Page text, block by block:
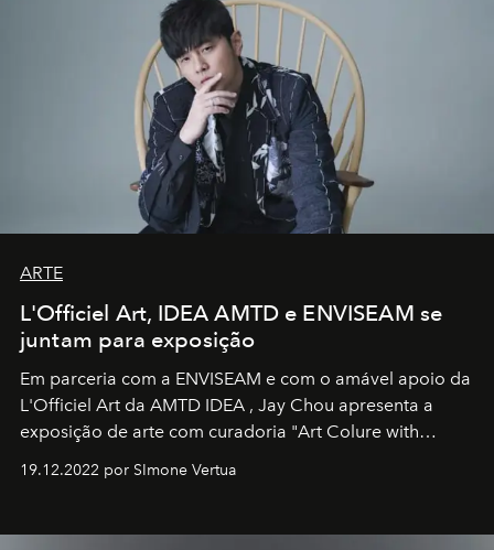
ARTE
L'Officiel Art, IDEA AMTD e ENVISEAM se
juntam para exposição
Em parceria com a ENVISEAM e com o amável apoio da
L'Officiel Art da AMTD IDEA , Jay Chou apresenta a
exposição de arte com curadoria "Art Colure with
19.12.2022 por SImone Vertua